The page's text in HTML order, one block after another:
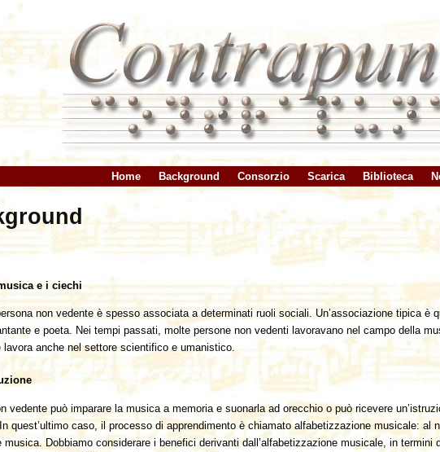
Home Background Consorzio Scarica Biblioteca
e i ciechi
non vedente è spesso associata a determinati ruoli sociali. Un’associazione tipica
e poeta. Nei tempi passati, molte persone non vedenti lavoravano nel campo della
lavora anche nel settore scientifico e umanistico.
vedente può imparare la musica a memoria e suonarla ad orecchio o può ricevere
quest’ultimo caso, il processo di apprendimento è chiamato alfabetizzazione musicale:
musica. Dobbiamo considerare i benefici derivanti dall’alfabetizzazione musicale, in